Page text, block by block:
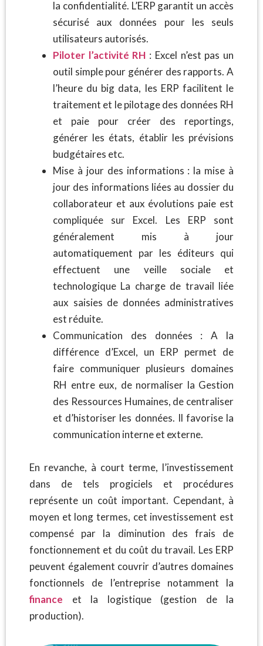
la confidentialité. L’ERP garantit un accès
sécurisé aux données pour les seuls
utilisateurs autorisés.
Piloter l’activité RH : Excel n’est pas un
outil simple pour générer des rapports. A
l’heure du big data, les ERP facilitent le
traitement et le pilotage des données RH
et paie pour créer des reportings,
générer les états, établir les prévisions
budgétaires etc.
Mise à jour des informations : la mise à
jour des informations liées au dossier du
collaborateur et aux évolutions paie est
compliquée sur Excel. Les ERP sont
généralement mis à jour
automatiquement par les éditeurs qui
effectuent une veille sociale et
technologique La charge de travail liée
aux saisies de données administratives
est réduite.
Communication des données : A la
différence d’Excel, un ERP permet de
faire communiquer plusieurs domaines
RH entre eux, de normaliser la Gestion
des Ressources Humaines, de centraliser
et d’historiser les données. Il favorise la
communication interne et externe.
En revanche, à court terme, l’investissement
dans de tels progiciels et procédures
représente un coût important. Cependant, à
moyen et long termes, cet investissement est
compensé par la diminution des frais de
fonctionnement et du coût du travail. Les ERP
peuvent également couvrir d’autres domaines
fonctionnels de l’entreprise notamment la
finance
et la logistique (gestion de la
production).